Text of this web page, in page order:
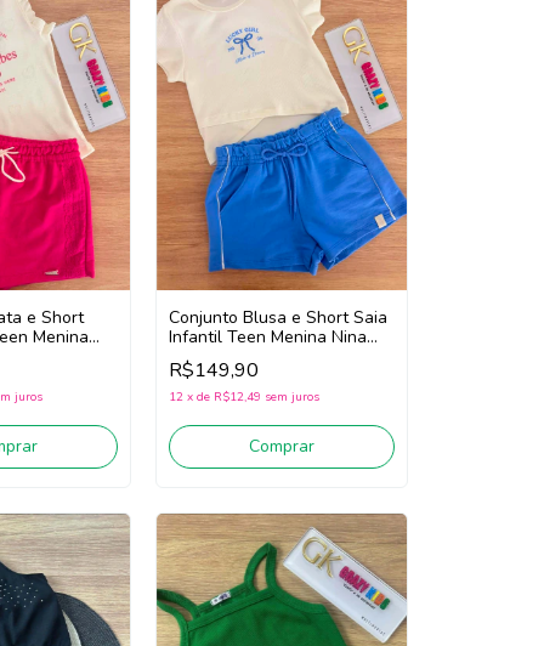
e Short
Menina
(Off
juros
Conjunto Blusa e Short Saia
Infantil Teen Menina Nina
Go! 2263047 (Off
White/Azul)
R$149,90
12 x de R$12,49 sem juros
Comprar